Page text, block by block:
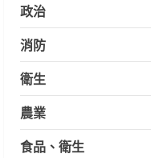
政治
消防
衛生
農業
食品、衛生